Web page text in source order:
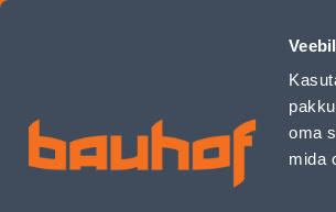
oma
mida
JAOTUSKOLMIK CELLFAST METALL